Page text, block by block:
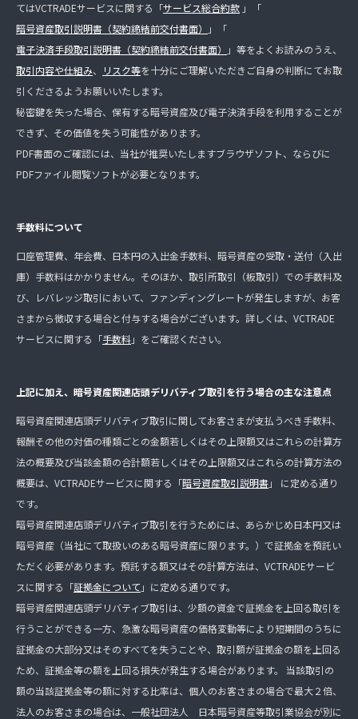
てはVCTRADEサービスに関する「サービス総合約款 」「
暗号資産取引説明書（契約締結前交付書面）
」「
電子決済手段取引説明書（契約締結前交付書面）
」等をよくお読みのうえ、
取引内容や仕組み、 リスク等を十分にご理解いただきご自身の判断にてお取
引くださるようお願いいたします。
秘密鍵を失った場合、保有する暗号資産及び電子決済手段を利用することが
できず、その価値を失う可能性があります。
PDF書面のご確認には、当社が推奨いたしますブラウザソフト、ならびに
PDFファイル閲覧ソフトが必要となります。
手数料について
口座管理費、年会費、日本円の入出金手数料、暗号資産の受取・送付（入出
庫）手数料はかかりません。そのほか、取引所取引（板取引）での手数料及
び、レバレッジ取引において、ファンディングレートが発生しますが、お客
さまから徴収する場合と付与する場合がございます。詳しくは、VCTRADE
サービスに関する「手数料」をご確認ください。
上記に加え、暗号資産関連店頭デリバティブ取引を行う場合の主な注意点
暗号資産関連店頭デリバティブ取引に関してお客さまが支払うべき手数料、
報酬その他の対価の種類ごとの金額若しくはその上限額又はこれらの計算方
法の概要及び当該金額の合計額若しくはその上限額又はこれらの計算方法の
概要は、VCTRADEサービスに関する「暗号資産取引説明書」 に定める通り
です。
暗号資産関連店頭デリバティブ取引を行うためには、あらかじめ日本円又は
暗号資産（当社にて取扱いのある暗号資産に限ります。）で証拠金を預託い
ただく必要があります。預託する額又はその計算方法は、VCTRADEサービ
スに関する「証拠金について 」に定める通りです。
暗号資産関連店頭デリバティブ取引は、少額の資金で証拠金を上回る取引を
行うことができる一方、急激な暗号資産の価格変動等により短期間のうちに
証拠金の大部分又はそのすべてを失うことや、取引額が証拠金の額を上回る
ため、証拠金等の額を上回る損失が発生する場合があります。 当該取引の
額の当該証拠金等の額に対する比率は、個人のお客さまの場合で最大２倍、
法人のお客さまの場合は、一般社団法人 日本暗号資産等取引業協会が別に